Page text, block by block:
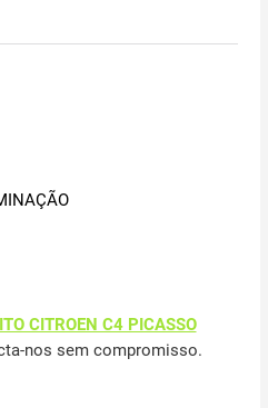
CITROEN C4 PICASSO
nos sem compromisso.